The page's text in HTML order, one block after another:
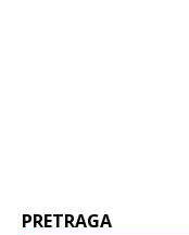
PRETRAGA